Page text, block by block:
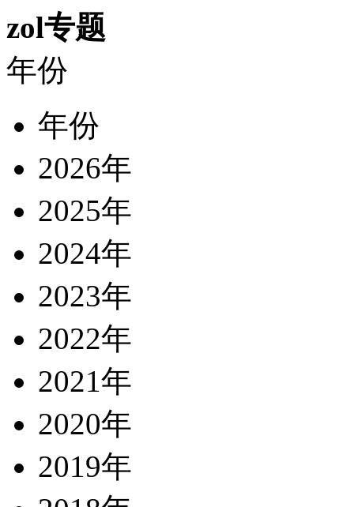
zol专题
年份
年份
2026年
2025年
2024年
2023年
2022年
2021年
2020年
2019年